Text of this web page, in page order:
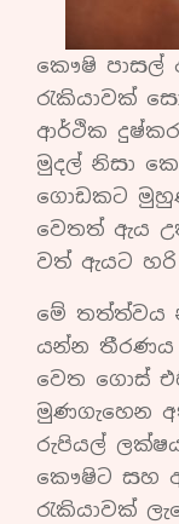
කෞෂි පාසල්
රැකියාවක්
ආර්ථික
මුදල් නිසා
ගොඩකට
වෙතත් ඇය
වත් ඇයට හරි
මේ තත්ත්වය
යන්න තීරණය
වෙත ගොස්
මුණගැහෙන
රුපියල්
කෞෂිට සහ
රැකියාවක්